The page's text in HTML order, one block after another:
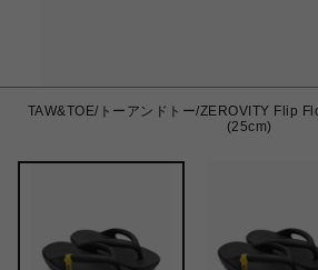
TAW&TOE/トーアンドトー/ZEROVITY Flip
(25cm)